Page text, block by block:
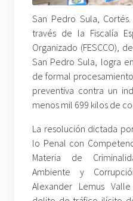
San Pedro Sula,
través de la Fiscalía
Organizado (FESCCO),
San Pedro Sula, logra
de formal
preventiva contra un
menos mil 699 kilos de
La resolución dictada
lo Penal con
Materia de
Ambiente y
Alexander Lemus